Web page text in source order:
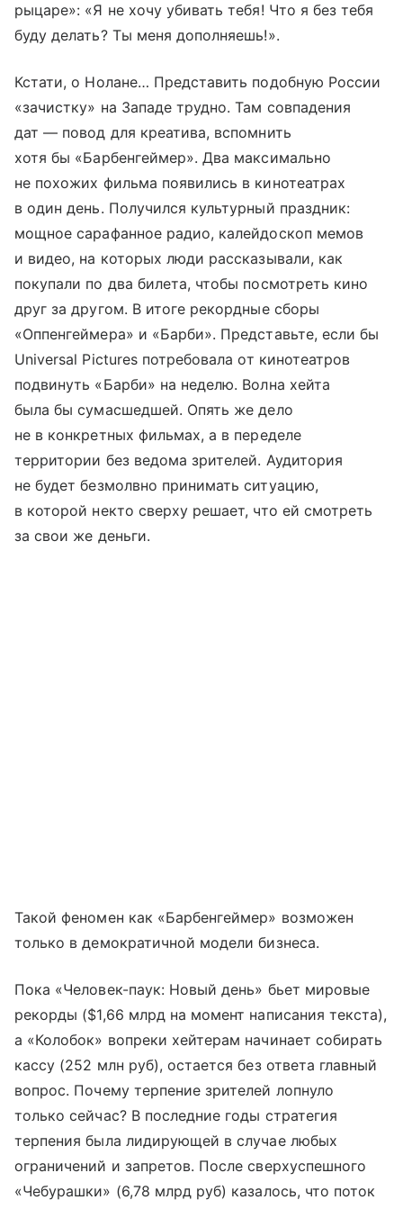
рыцаре»: «Я не хочу убивать тебя! Что я без тебя
буду делать? Ты меня дополняешь!».
Кстати, о Нолане… Представить подобную России
«зачистку» на Западе трудно. Там совпадения
дат — повод для креатива, вспомнить
хотя бы «Барбенгеймер». Два максимально
не похожих фильма появились в кинотеатрах
в один день. Получился культурный праздник:
мощное сарафанное радио, калейдоскоп мемов
и видео, на которых люди рассказывали, как
покупали по два билета, чтобы посмотреть кино
друг за другом. В итоге рекордные сборы
«Оппенгеймера» и «Барби». Представьте, если бы
Universal Pictures потребовала от кинотеатров
подвинуть «Барби» на неделю. Волна хейта
была бы сумасшедшей. Опять же дело
не в конкретных фильмах, а в переделе
территории без ведома зрителей. Аудитория
не будет безмолвно принимать ситуацию,
в которой некто сверху решает, что ей смотреть
за свои же деньги.
Такой феномен как «Барбенгеймер» возможен
только в демократичной модели бизнеса.
Пока «Человек-паук: Новый день» бьет мировые
рекорды ($1,66 млрд на момент написания текста),
а «Колобок» вопреки хейтерам начинает собирать
кассу (252 млн руб), остается без ответа главный
вопрос. Почему терпение зрителей лопнуло
только сейчас? В последние годы стратегия
терпения была лидирующей в случае любых
ограничений и запретов. После сверхуспешного
«Чебурашки» (6,78 млрд руб) казалось, что поток